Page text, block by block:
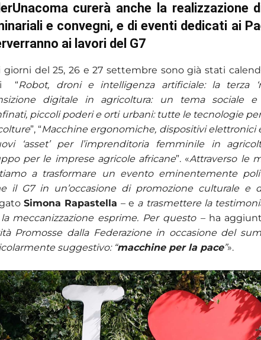
curerà anche la realizzazione
e convegni, e di eventi dedicati ai
ai lavori del G7
giorni del 25, 26 e 27 settembre sono già stati
“Robot, droni e intelligenza artificiale: la terza
digitale in agricoltura: un tema sociale e
piccoli poderi e orti urbani: tutte le tecnologie per
”, “Macchine ergonomiche, dispositivi elettronici
‘asset’ per l’imprenditoria femminile in
per le imprese agricole africane”. «Attraverso le
a trasformare un evento eminentemente
il G7 in un’occasione di promozione culturale e
Simona Rapastella – e a trasmettere la
meccanizzazione esprime. Per questo – ha
Promosse dalla Federazione in occasione del
suggestivo: “macchine per la pace”».